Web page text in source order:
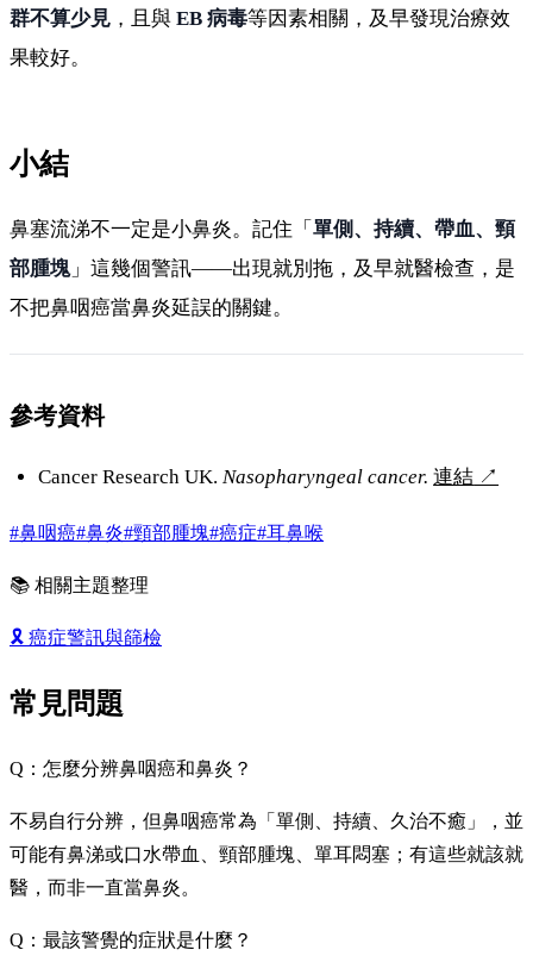
群不算少見 ，且與 EB 病毒等因素相關，及早發現治療效
果較好。
小結
鼻塞流涕不一定是小鼻炎。記住「 單側、持續、帶血、頸
部腫塊」這幾個警訊——出現就別拖，及早就醫檢查，是
不把鼻咽癌當鼻炎延誤的關鍵。
參考資料
Cancer Research UK. Nasopharyngeal cancer. 連結 ↗
#鼻咽癌#鼻炎#頸部腫塊#癌症#耳鼻喉
📚 相關主題整理
🎗️ 癌症警訊與篩檢
常見問題
Q：怎麼分辨鼻咽癌和鼻炎？
不易自行分辨，但鼻咽癌常為「單側、持續、久治不癒」，並
可能有鼻涕或口水帶血、頸部腫塊、單耳悶塞；有這些就該就
醫，而非一直當鼻炎。
Q：最該警覺的症狀是什麼？